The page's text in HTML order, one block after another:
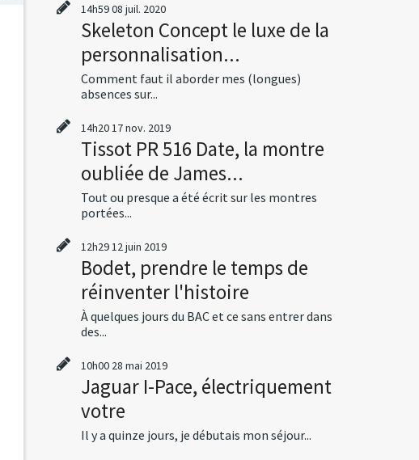
14h5908 juil. 2020
Skeleton Concept le luxe de la
personnalisation...
Comment faut il aborder mes (longues)
absences sur...
14h2017nov. 2019
Tissot PR 516 Date, la montre
oubliée de James...
Tout ou presque a été écrit sur les montres
portées...
12h2912juin 2019
Bodet, prendre le temps de
réinventer l'histoire
À quelques jours du BAC et ce sans entrer dans
des...
10h00 28 mai 2019
Jaguar I-Pace, électriquement
votre
Il y a quinze jours, je débutais mon séjour...